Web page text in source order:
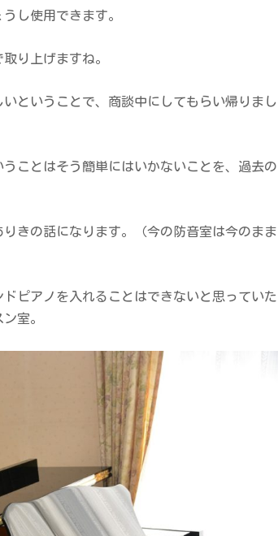
し使用できます。
り上げますね。
ということで、商談中にしてもらい帰りまし
ことはそう簡単にはいかないことを、過去の
きの話になります。（今の防音室は今のまま
ピアノを入れることはできないと思っていた
室。